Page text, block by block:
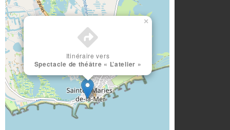
Itinéraire vers
Spectacle de théâtre « L’atelier »
×